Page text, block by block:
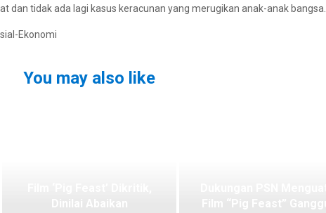
dan tidak ada lagi kasus keracunan yang merugikan anak-anak bangsa.
Ekonomi
You may also like